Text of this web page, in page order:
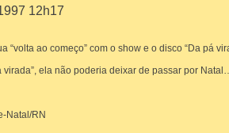
12h17
“volta ao começo” com o show e o disco “Da pá
virada”, ela não poderia deixar de passar por
Natal/RN